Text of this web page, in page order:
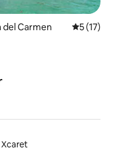
del Carmen
5 (17)
Xcaret